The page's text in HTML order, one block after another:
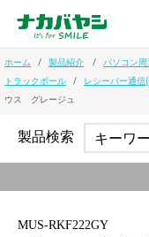
ホーム 製品紹介 パソコン周
トラックボール
レシーバー通信
ウス グレージュ
MUS-RKF222GY
製品検索